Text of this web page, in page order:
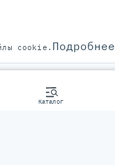
Каталог
cookie. Подробнее